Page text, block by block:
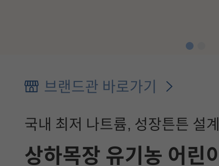
브랜드관 바로가기
국내 최저 나트륨, 성장튼튼 설
상하목장 유기농 어린